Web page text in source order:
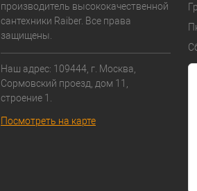
производитель высококачественной
сантехники Raiber. Все права
защищены.
Наш адрес: 109444, г. Москва,
Cормовский проезд, дом 11,
строение 1.
Посмотреть на карте